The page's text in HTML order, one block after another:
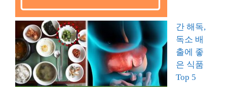
간 해독,
독소 배
출에 좋
은 식품
Top 5